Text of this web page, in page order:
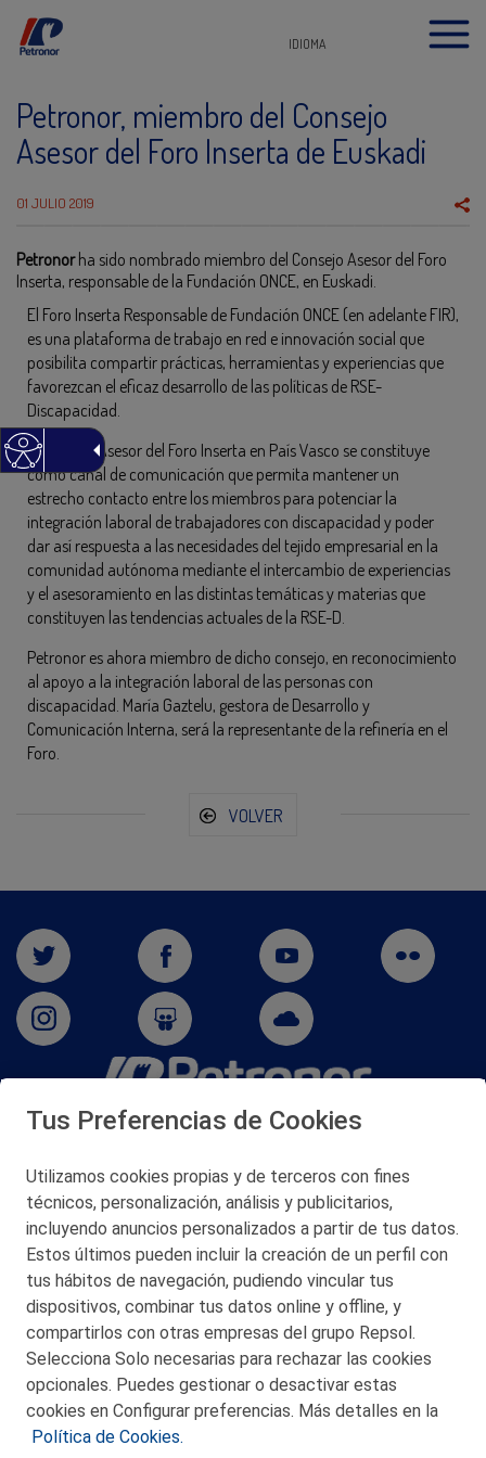
IDIOMA
Petronor, miembro del Consejo
Asesor del Foro Inserta de Euskadi
01 JULIO 2019
Petronorha sido nombrado miembro del Consejo Asesor del Foro
Inserta, responsable de la Fundación ONCE, en Euskadi.
El Foro Inserta Responsable de Fundación ONCE (en adelante FIR),
es una plataforma de trabajo en red e innovación social que
posibilita compartir prácticas, herramientas y experiencias que
favorezcan el eficaz desarrollo de las políticas de RSE-
Discapacidad.
El Consejo Asesor del Foro Inserta en País Vasco se constituye
como canal de comunicación que permita mantener un
estrecho contacto entre los miembros para potenciar la
integración laboral de trabajadores con discapacidad y poder
dar así respuesta a las necesidades del tejido empresarial en la
comunidad autónoma mediante el intercambio de experiencias
y el asesoramiento en las distintas temáticas y materias que
constituyen las tendencias actuales de la RSE-D.
Petronor es ahora miembro de dicho consejo, en reconocimiento
al apoyo a la integración laboral de las personas con
discapacidad. María Gaztelu, gestora de Desarrollo y
Comunicación Interna, será la representante de la refinería en el
Foro.
VOLVER
San Martín 5-Edificio Muñatones,
© 2026 Petronor S.A.
CONTACTO
MAPA WEB
POLITICA DE PRIVACIDAD
Tus Preferencias de Cookies
Utilizamos cookies propias y de terceros con fines
técnicos, personalización, análisis y publicitarios,
incluyendo anuncios personalizados a partir de tus datos.
Estos últimos pueden incluir la creación de un perfil con
tus hábitos de navegación, pudiendo vincular tus
dispositivos, combinar tus datos online y offline, y
compartirlos con otras empresas del grupo Repsol.
Selecciona Solo necesarias para rechazar las cookies
opcionales. Puedes gestionar o desactivar estas
cookies en Configurar preferencias. Más detalles en la
Política de Cookies.